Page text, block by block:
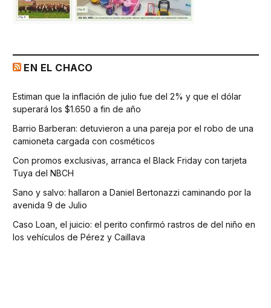
EN EL CHACO
Estiman que la inflación de julio fue del 2% y que el dólar
superará los $1.650 a fin de año
Barrio Barberan: detuvieron a una pareja por el robo de una
camioneta cargada con cosméticos
Con promos exclusivas, arranca el Black Friday con tarjeta
Tuya del NBCH
Sano y salvo: hallaron a Daniel Bertonazzi caminando por la
avenida 9 de Julio
Caso Loan, el juicio: el perito confirmó rastros de del niño en
los vehículos de Pérez y Caillava